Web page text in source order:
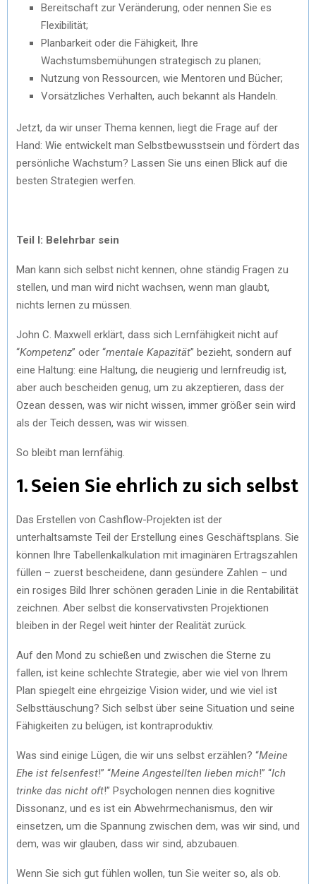
Bereitschaft zur Veränderung, oder nennen Sie es
Flexibilität;
Planbarkeit oder die Fähigkeit, Ihre
Wachstumsbemühungen strategisch zu planen;
Nutzung von Ressourcen, wie Mentoren und Bücher;
Vorsätzliches Verhalten, auch bekannt als Handeln.
Jetzt, da wir unser Thema kennen, liegt die Frage auf der
Hand: Wie entwickelt man Selbstbewusstsein und fördert das
persönliche Wachstum? Lassen Sie uns einen Blick auf die
besten Strategien werfen.
Teil I: Belehrbar sein
Man kann sich selbst nicht kennen, ohne ständig Fragen zu
stellen, und man wird nicht wachsen, wenn man glaubt,
nichts lernen zu müssen.
John C. Maxwell erklärt, dass sich Lernfähigkeit nicht auf
“Kompetenz” oder “mentale Kapazität” bezieht, sondern auf
eine Haltung: eine Haltung, die neugierig und lernfreudig ist,
aber auch bescheiden genug, um zu akzeptieren, dass der
Ozean dessen, was wir nicht wissen, immer größer sein wird
als der Teich dessen, was wir wissen.
So bleibt man lernfähig.
1. Seien Sie ehrlich zu sich selbst
Das Erstellen von Cashflow-Projekten ist der
unterhaltsamste Teil der Erstellung eines Geschäftsplans. Sie
können Ihre Tabellenkalkulation mit imaginären Ertragszahlen
füllen – zuerst bescheidene, dann gesündere Zahlen – und
ein rosiges Bild Ihrer schönen geraden Linie in die Rentabilität
zeichnen. Aber selbst die konservativsten Projektionen
bleiben in der Regel weit hinter der Realität zurück.
Auf den Mond zu schießen und zwischen die Sterne zu
fallen, ist keine schlechte Strategie, aber wie viel von Ihrem
Plan spiegelt eine ehrgeizige Vision wider, und wie viel ist
Selbsttäuschung? Sich selbst über seine Situation und seine
Fähigkeiten zu belügen, ist kontraproduktiv.
Was sind einige Lügen, die wir uns selbst erzählen? “Meine
Ehe ist felsenfest!” “Meine Angestellten lieben mich!” “Ich
trinke das nicht oft!” Psychologen nennen dies kognitive
Dissonanz, und es ist ein Abwehrmechanismus, den wir
einsetzen, um die Spannung zwischen dem, was wir sind, und
dem, was wir glauben, dass wir sind, abzubauen.
Wenn Sie sich gut fühlen wollen, tun Sie weiter so, als ob.